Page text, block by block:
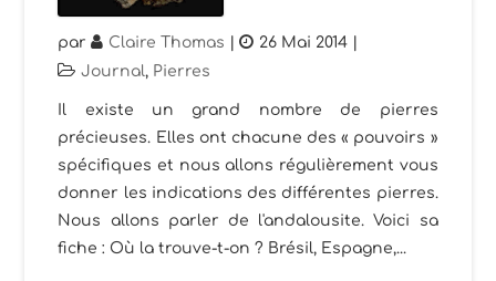
par Claire Thomas | 26 Mai 2014
Journal, Pierres
Il existe un grand nombre de pierres
précieuses. Elles ont chacune des « pouvoirs »
spécifiques et nous allons régulièrement vous
donner les indications des différentes pierres.
Nous allons parler de l'andalousite. Voici sa
fiche : Où la trouve-t-on ? Brésil, Espagne,...